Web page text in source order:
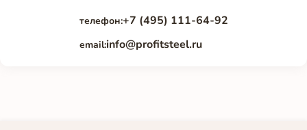
телефон:+7 (495) 111-64-92
email:info@profitsteel.ru